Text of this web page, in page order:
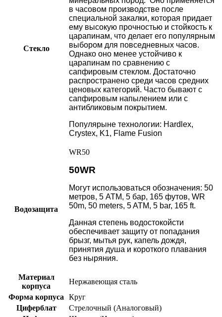
Стекло
в часовом производстве после
специальной закалки, которая придает
ему высокую прочностью и стойкость к
царапинам, что делает его популярным
выбором для повседневных часов.
Однако оно менее устойчиво к
царапинам по сравнению с
сапфировым стеклом. Достаточно
распространено среди часов средних
ценовых категорий. Часто бывают с
сапфировым напылением или с
антибликовым покрытием.
Популярыне технологии: Hardlex,
Crystex, K1, Flame Fusion
Водозащита
WR50
50WR
Могут использоваться обозначения: 50
метров, 5 АТМ, 5 бар, 165 футов, WR
50m, 50 meters, 5 ATM, 5 bar, 165 ft.
Данная степень водостокойсти
обеспечивает защиту от попадания
брызг, мытья рук, капель дождя,
принятия душа и короткого плавания
без ныряния.
Материал
корпуса
Нержавеющая сталь
Форма корпуса
Круг
Циферблат
Стрелочный (Аналоговый)